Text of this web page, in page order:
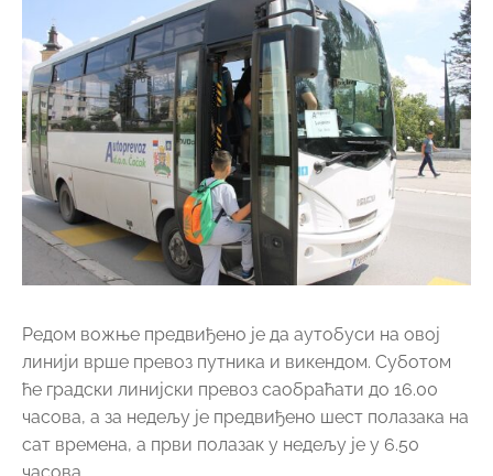
Редом вожње предвиђено је да аутобуси на овој
линији врше превоз путника и викендом. Суботом
ће градски линијски превоз саобраћати до 16.00
часова, а за недељу је предвиђено шест полазака на
сат времена, а први полазак у недељу је у 6.50